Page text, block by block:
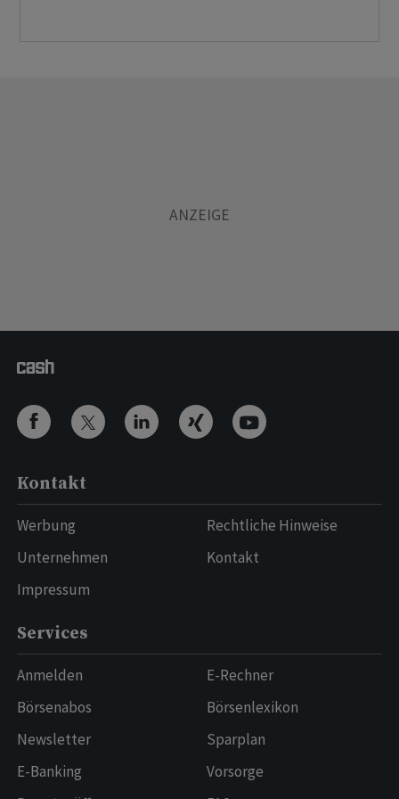
Kontakt
Werbung
Unternehmen
Impressum
Rechtliche Hinweise
Kontakt
Services
Anmelden
Börsenabos
Newsletter
E-Banking
E-Rechner
Börsenlexikon
Sparplan
Vorsorge